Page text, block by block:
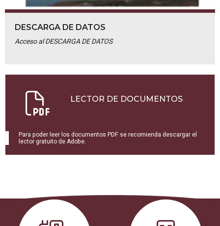
DESCARGA DE DATOS
Acceso al DESCARGA DE DATOS
LECTOR DE DOCUMENTOS
Para poder leer los documentos PDF se recomienda descargar el
lector gratuito de Adobe.